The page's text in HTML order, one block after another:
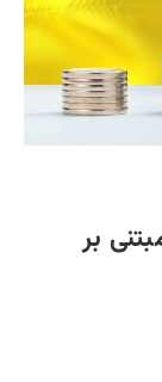
بر